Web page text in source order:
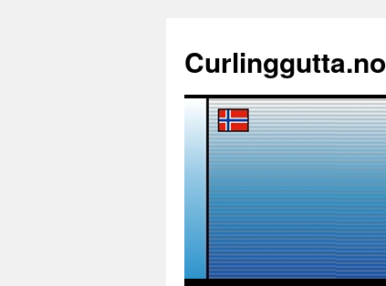
innhold
Curlinggutta.no